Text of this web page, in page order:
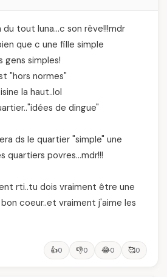
tout luna…c son rêve!!!mdr
que c une fille simple
gens simples!
"hors normes"
la haut..lol
de dingue"
ds le quartier "simple" une
quartiers povres…mdr!!!
rti..tu dois vraiment être une
coeur..et vraiment j'aime les
👍0 👎0 😂0 🥰0